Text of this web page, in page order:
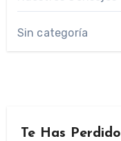
Sin categoría
Te Has Perdido